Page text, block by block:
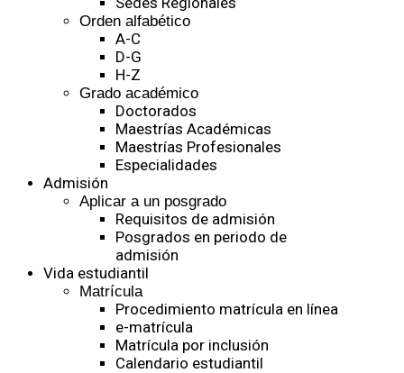
Orden alfabético
A-C
D-G
H-Z
Grado académico
Doctorados
Maestrías Académicas
Maestrías Profesionales
Especialidades
Admisión
Aplicar a un posgrado
Requisitos de admisión
Posgrados en periodo de
admisión
Vida estudiantil
Matrícula
Procedimiento matrícula en línea
e-matrícula
Matrícula por inclusión
Calendario estudiantil